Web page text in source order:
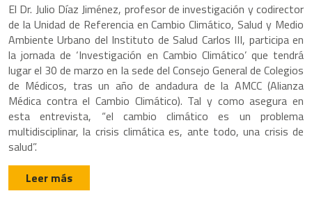
El Dr. Julio Díaz Jiménez, profesor de investigación y codirector
de la Unidad de Referencia en Cambio Climático, Salud y Medio
Ambiente Urbano del Instituto de Salud Carlos III, participa en
la jornada de ‘Investigación en Cambio Climático’ que tendrá
lugar el 30 de marzo en la sede del Consejo General de Colegios
de Médicos, tras un año de andadura de la AMCC (Alianza
Médica contra el Cambio Climático). Tal y como asegura en
esta entrevista, “el cambio climático es un problema
multidisciplinar, la crisis climática es, ante todo, una crisis de
salud”.
Leer más